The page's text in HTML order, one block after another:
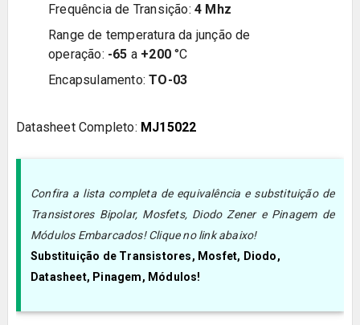
Frequência de Transição: 4 Mhz
Range de temperatura da junção de
operação: -65 a+200°C
Encapsulamento:TO-03
Datasheet Completo: MJ15022
Confira a lista completa de equivalência e substituição de
Transistores Bipolar, Mosfets, Diodo Zener e Pinagem de
Módulos Embarcados! Clique no link abaixo!
Substituição de Transistores, Mosfet, Diodo,
Datasheet, Pinagem, Módulos!